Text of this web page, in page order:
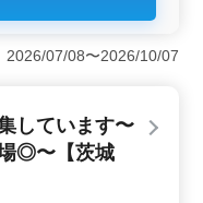
＞ アットホームな
をお願いします。申
まで、幅広い業務
ビス提供が求めら
に歓迎していま
ば、能力に合わせた
方も大歓迎で
07/08〜2026/10/07
しています〜
◎〜【茨城